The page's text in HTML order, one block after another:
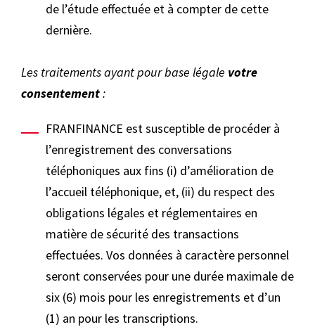
de l’étude effectuée et à compter de cette
dernière.
Les traitements ayant pour base légale votre
consentement:
FRANFINANCE est susceptible de procéder à
l’enregistrement des conversations
téléphoniques aux fins (i) d’amélioration de
l’accueil téléphonique, et, (ii) du respect des
obligations légales et réglementaires en
matière de sécurité des transactions
effectuées. Vos données à caractère personnel
seront conservées pour une durée maximale de
six (6) mois pour les enregistrements et d’un
(1) an pour les transcriptions.